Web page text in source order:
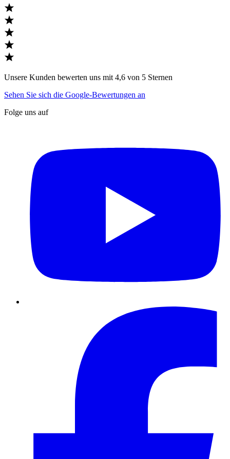
Unsere Kunden bewerten uns mit 4,6 von 5 Sternen
Sehen Sie sich die Google-Bewertungen an
Folge uns auf